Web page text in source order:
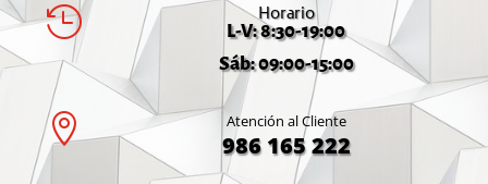
 Horario
L-V: 8:30-19:00
Sáb: 09:00-15:00
 Atención al Cliente
986 165 222